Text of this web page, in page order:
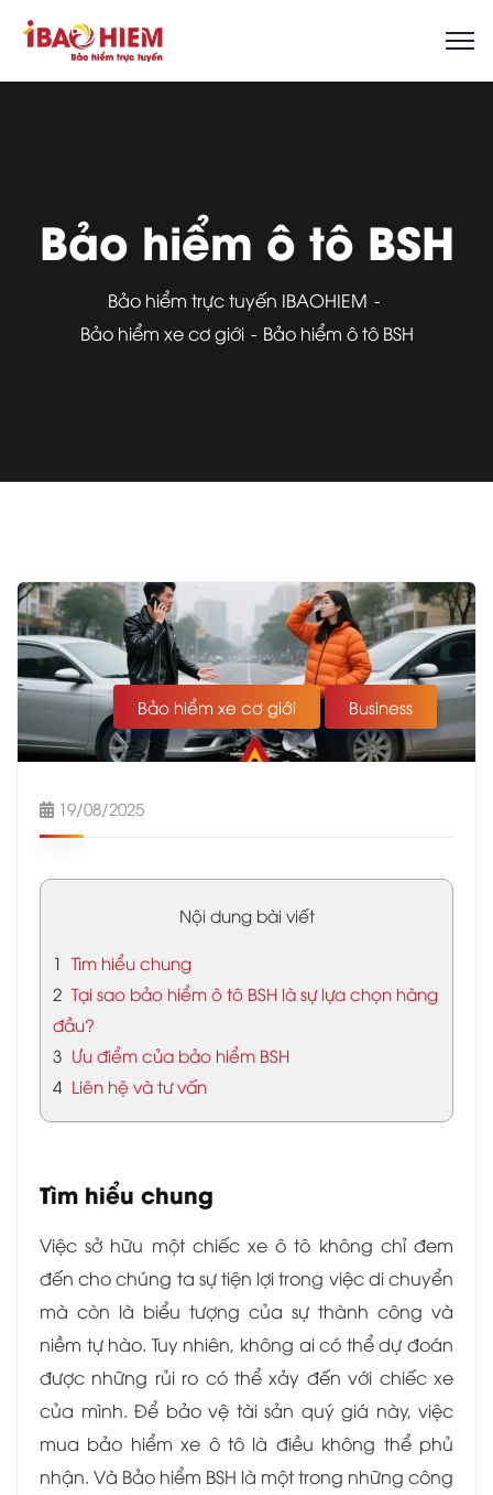
Bảo hiểm ô tô BSH
Bảo hiểm trực tuyến IBAOHIEM
Bảo hiểm xe cơ giới
Bảo hiểm ô tô BSH
Bảo hiểm xe cơ giới Business
19/08/2025
Nội dung bài viết
1 Tìm hiểu chung
2 Tại sao bảo hiểm ô tô BSH là sự lựa chọn hàng
đầu?
3 Ưu điểm của bảo hiểm BSH
4 Liên hệ và tư vấn
Tìm hiểu chung
Việc sở hữu một chiếc xe ô tô không chỉ đem
đến cho chúng ta sự tiện lợi trong việc di chuyển
mà còn là biểu tượng của sự thành công và
niềm tự hào. Tuy nhiên, không ai có thể dự đoán
được những rủi ro có thể xảy đến với chiếc xe
của mình. Để bảo vệ tài sản quý giá này, việc
mua bảo hiểm xe ô tô là điều không thể phủ
nhận. Và Bảo hiểm BSH là một trong những công